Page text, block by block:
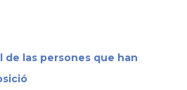
de las persones que han